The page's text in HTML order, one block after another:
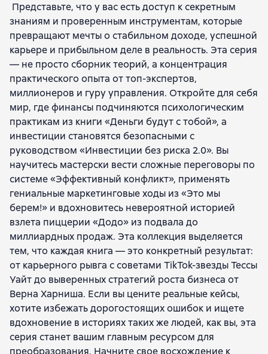
Роберт Хагстром Кейт Феррацци Верн Харниш
Патрик Ленсиони Бернард Марр Дэниел Гросс
Крис Диксон Тайлер Коуэн Сандра Сачер
Пол Нивен Дженнифер Аакер Кен Швабер
Линдер Кани
Тереза Хьюстон Шимон Перес
Кэмерон Герольд Мартин Линдстром
Дэвид Ливермор Том Питерс Алексей Каптерев
Рене Моборн В. Чан Ким Евгений Карасюк
Брюс Тулган Гэри Хэмел Эдгар Шейн
Джек Митчелл Барри Дж. Нейлбафф
Рольф Добелли Роджер Бест Донелла Х. Медоуз
Отто Шармер Мортен Хансен Брюс Паттон
Евгения Письменная Боб Йохансен
Евгений Жигилий Бернард Феррари Адам Грант
Полин Браун Джордж Сэмюэль Клейсон
Фред Райхельд Сергей Шабанов Алена Алешина
Ричард Румельт Йона Бергер Брайан Моран
Майкл Леннингтон Тим Кларк Фил Барден
Бен Хоровиц Авинаш Диксит Джеймс Кузес
Джон Дорр Бен Тайлер Павел Бабяк Роберт Хаэр
Мэтт Уорд Тянь Тао Ha-Joon Chang Шохам Адизес
Кэл Ньюпорт Евгений Петров Александр Петров
Джефф Сазерленд Радж Сисодиа Максим Батырев
Барри Познер Эрик Бертран Ларссен
Представьте, что у вас есть доступ к секретным
знаниям и проверенным инструментам, которые
превращают мечты о стабильном доходе, успешной
карьере и прибыльном деле в реальность. Эта серия
— не просто сборник теорий, а концентрация
практического опыта от топ-экспертов,
миллионеров и гуру управления. Откройте для себя
мир, где финансы подчиняются психологическим
практикам из книги «Деньги будут с тобой», а
инвестиции становятся безопасными с
руководством «Инвестиции без риска 2.0». Вы
научитесь мастерски вести сложные переговоры по
системе «Эффективный конфликт», применять
гениальные маркетинговые ходы из «Это мы
берем!» и вдохновитесь невероятной историей
взлета пиццерии «Додо» из подвала до
миллиардных продаж. Эта коллекция выделяется
тем, что каждая книга — это конкретный результат:
от карьерного рывга с советами TikTok-звезды Тессы
Уайт до выверенных стратегий роста бизнеса от
Верна Харниша. Если вы цените реальные кейсы,
хотите избежать дорогостоящих ошибок и ищете
вдохновение в историях таких же людей, как вы, эта
серия станет вашим главным ресурсом для
преобразования. Начните свое восхождение к